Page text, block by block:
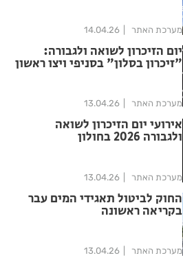
מערכת האתר 14.04.26
יום הזיכרון לשואה ולגבורה:
"זיכרון בסלון" בסניפי ויצו ראשון
מערכת האתר 13.04.26
אירועי יום הזיכרון לשואה
ולגבורה 2026 בחולון
מערכת האתר 13.04.26
החוק לביטול תאגידי המים עבר
בקריאה ראשונה
מערכת האתר 13.04.26